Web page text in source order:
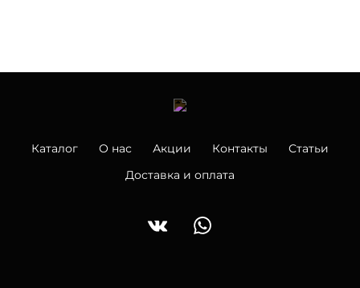
Каталог О нас Акции Контакты
Статьи
Доставка и оплата